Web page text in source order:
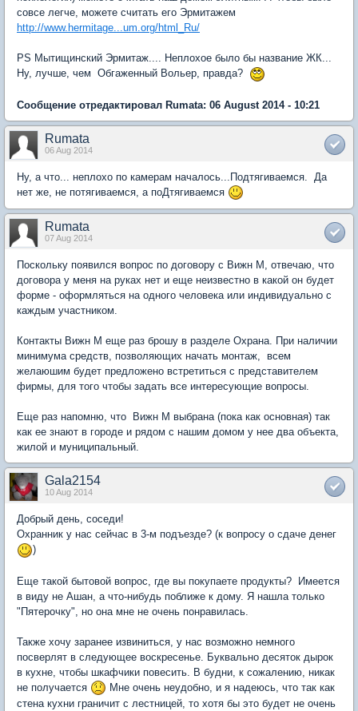
совсе легче, можете считать его Эрмитажем
http://www.hermitage...um.org/html_Ru/
PS Мытищинский Эрмитаж.... Неплохое было бы название ЖК...
Ну, лучше, чем Обгаженный Вольер, правда?
Сообщение отредактировал Rumata: 06 August 2014 - 10:21
Rumata
06 Aug 2014
Ну, а что... неплохо по камерам началось...Подтягиваемся. Да
нет же, не потягиваемся, а поДтягиваемся
Rumata
07 Aug 2014
Поскольку появился вопрос по договору с Вижн М, отвечаю, что
договора у меня на руках нет и еще неизвестно в какой он будет
форме - оформляться на одного человека или индивидуально с
каждым участником.
Контакты Вижн М еще раз брошу в разделе Охрана. При наличии
минимума средств, позволяющих начать монтаж, всем
желаюшим будет предложено встретиться с представителем
фирмы, для того чтобы задать все интересующие вопросы.
Еще раз напомню, что Вижн М выбрана (пока как основная) так
как ее знают в городе и рядом с нашим домом у нее два объекта,
жилой и муниципальный.
Gala2154
10 Aug 2014
Добрый день, соседи!
Охранник у нас сейчас в 3-м подъезде? (к вопросу о сдаче денег
)
Еще такой бытовой вопрос, где вы покупаете продукты? Имеется
в виду не Ашан, а что-нибудь поближе к дому. Я нашла только
"Пятерочку", но она мне не очень понравилась.
Также хочу заранее извиниться, у нас возможно немного
посверлят в следующее воскресенье. Буквально десяток дырок
в кухне, чтобы шкафчики повесить. В будни, к сожалению, никак
не получается
Мне очень неудобно, и я надеюсь, что так как
стена кухни граничит с лестницей, то хотя бы это будет не очень